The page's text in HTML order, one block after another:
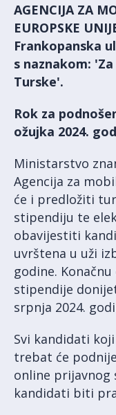
AGENCIJA ZA
EUROPSKE
Frankopanska
s naznakom:
Turske'.
Rok za
ožujka 2024.
Ministarstvo
Agencija za
će i predložiti
stipendiju te
obavijestiti
uvrštena u uži
godine.
stipendije
srpnja 2024.
Svi kandidati
trebat će
online prijavnog
kandidati biti